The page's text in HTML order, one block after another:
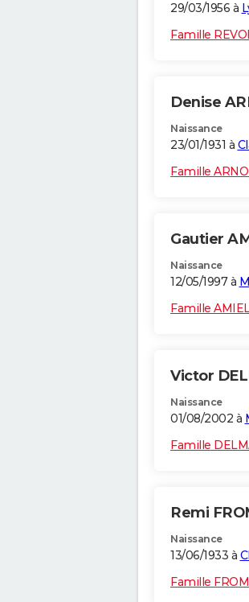
29/03/1956 à
Famille
Denise
Naissance
23/01/1931 à
Famille
Gautier
Naissance
12/05/1997 à
Famille
Victor
Naissance
01/08/2002 à
Famille
Remi
Naissance
13/06/1933 à
Famille